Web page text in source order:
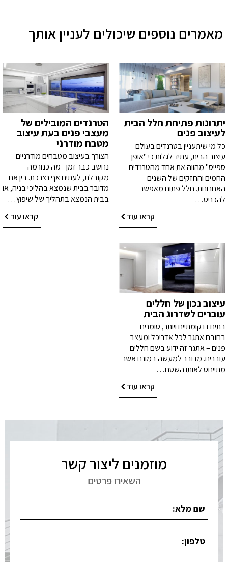
מאמרים נוספים שיכולים לעניין אותך
יתרונות פתיחת חלל הבית
לעיצוב פנים
כל מי שיתעניין בטרנדים בעולם
עיצוב הבית, עתיד לגלות כי "אופן
ספייס" מהווה את אחד מהטרנדים
החמים והחזקים של השנים
האחרונות. חלל פתוח מאפשר
להכניס…
קראו עוד
הטרנדים המובילים של
מעצבי פנים בעת עיצוב
מטבח מודרני
הצורך בעיצוב מטבחים מודרניים
נחשב כבר זמן - מה כנורמה
מקובלת, לעתים אף נצרכת. בין אם
מדובר בבית שנמצא בהליכי בניה, או
בבית הנמצא בתהליך של שיפוץ…
קראו עוד
עיצוב נכון של חללים
עוברים לשדרוג הבית
בתים דו קומתיים ויותר, טומנים
בחובם אתגר לכל אדריכל ומעצב
פנים – אתגר זה ידוע בשם חללים
עוברים. מדובר למעשה במונח אשר
מתייחס לאותו השטח…
קראו עוד
מוזמנים ליצור קשר
השאירו פרטים